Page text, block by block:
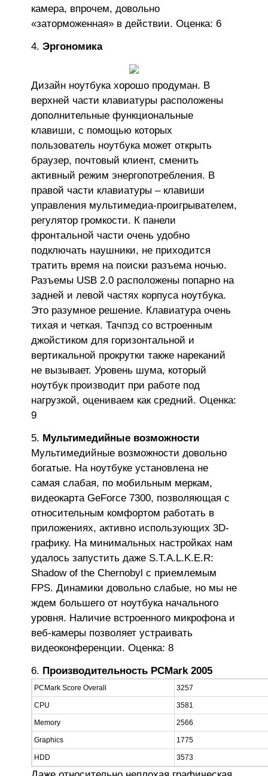
камера, впрочем, довольно
«заторможенная» в действии. Оценка: 6
Эргономика
Дизайн ноутбука хорошо продуман. В
верхней части клавиатуры расположены
дополнительные функциональные
клавиши, с помощью которых
пользователь ноутбука может открыть
браузер, почтовый клиент, сменить
активный режим энергопотребления. В
правой части клавиатуры – клавиши
управления мультимедиа-проигрывателем,
регулятор громкости. К панели
фронтальной части очень удобно
подключать наушники, не приходится
тратить время на поиски разъема ночью.
Разъемы USB 2.0 расположены попарно на
задней и левой частях корпуса ноутбука.
Это разумное решение. Клавиатура очень
тихая и четкая. Тачпэд со встроенным
джойстиком для горизонтальной и
вертикальной прокрутки также нареканий
не вызывает. Уровень шума, который
ноутбук производит при работе под
нагрузкой, оцениваем как средний. Оценка:
9
Мультимедийные возможности
Мультимедийные возможности довольно
богатые. На ноутбуке установлена не
самая слабая, по мобильным меркам,
видеокарта GeForce 7300, позволяющая с
относительным комфортом работать в
приложениях, активно использующих 3D-
графику. На минимальных настройках нам
удалось запустить даже S.T.A.L.K.E.R:
Shadow of the Chernobyl с приемлемым
FPS. Динамики довольно слабые, но мы не
ждем большего от ноутбука начального
уровня. Наличие встроенного микрофона и
веб-камеры позволяет устраивать
видеоконференции. Оценка: 8
Производительность PCMark 2005
PCMark Score Overall 3257
CPU 3581
Memory 2566
Graphics 1775
HDD 3573